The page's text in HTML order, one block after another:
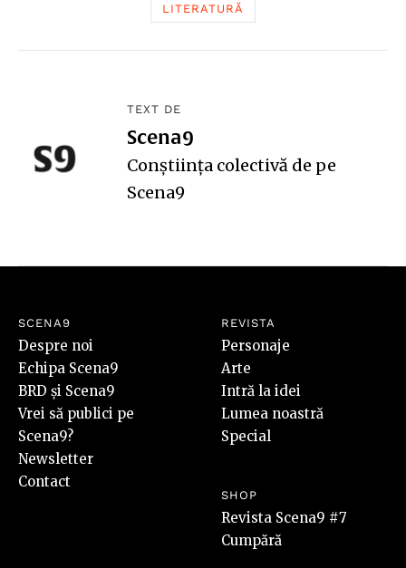
LITERATURĂ
TEXT DE
Scena9
Conștiința colectivă de pe
Scena9
SCENA9
Despre noi
Echipa Scena9
BRD și Scena9
Vrei să publici pe
Scena9?
Newsletter
Contact
REVISTA
Personaje
Arte
Intră la idei
Lumea noastră
Special
SHOP
Revista Scena9 #7
Cumpără